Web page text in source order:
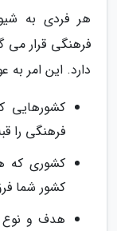
هر فردی به
فرهنگی قرار می
دارد. این امر
کشورهایی
فرهنگی را
کشوری که
کشور شما
هدف و نوع